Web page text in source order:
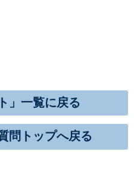
」一覧に戻る
問トップへ戻る